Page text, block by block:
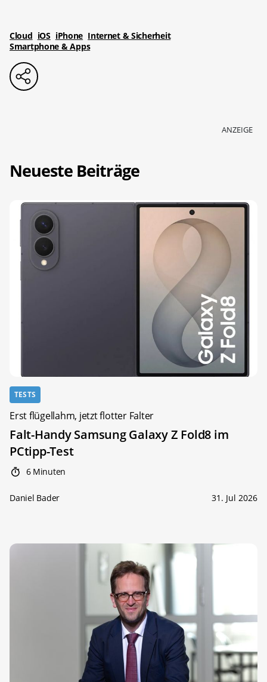
Cloud iOS iPhone Internet & Sicherheit
Smartphone & Apps
ANZEIGE
Neueste Beiträge
TESTS
Erst flügellahm, jetzt flotter Falter
Falt-Handy Samsung Galaxy Z Fold8 im
PCtipp-Test
6 Minuten
Daniel Bader 31. Jul 2026